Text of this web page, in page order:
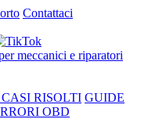
Contattaci
RISOLTI GUIDE
OBD